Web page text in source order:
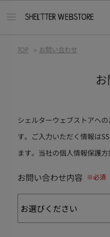
TOP > お問い合わせ
シェルターウェブストアへ
す。ご入力いただく情報は
ます。当社の個人情報保護方
お問い合わせ内容